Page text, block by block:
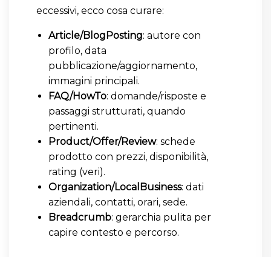
eccessivi, ecco cosa curare:
Article/BlogPosting: autore con
profilo, data
pubblicazione/aggiornamento,
immagini principali.
FAQ/HowTo: domande/risposte e
passaggi strutturati, quando
pertinenti.
Product/Offer/Review: schede
prodotto con prezzi, disponibilità,
rating (veri).
Organization/LocalBusiness: dati
aziendali, contatti, orari, sede.
Breadcrumb: gerarchia pulita per
capire contesto e percorso.